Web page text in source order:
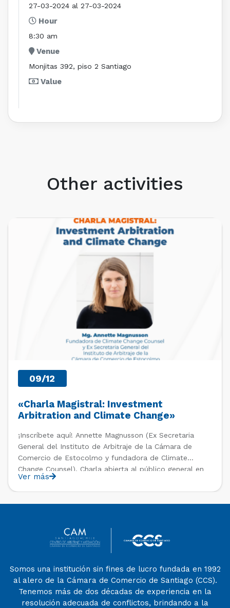
27-03-2024 al 27-03-2024
Hour
8:30 am
Venue
Monjitas 392, piso 2 Santiago
Value
Other activities
UPCOMING EVENTS
09/12
«Charla Magistral: Investment
Arbitration and Climate Change»
¡Inscríbete aquí! Annette Magnusson (Ex Secretaria
General del Instituto de Arbitraje de la Cámara de
Comercio de Estocolmo y fundadora de Climate
Change Counsel). Charla abierta al público general en
el marco del IV Diploma de Postítulo en Arbitraje
Nacional y Comercial Internacional, organizado por el
Departamento de Derecho Internacional […]
Ver más
Somos una institución sin fines de lucro fundada en 1992
al alero de la Cámara de Comercio de Santiago (CCS).
Tenemos más de dos décadas de experiencia en la
resolución adecuada de conflictos, brindando a la